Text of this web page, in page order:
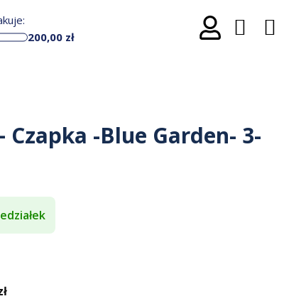
200,00 zł
Czapka -Blue Garden- 3-